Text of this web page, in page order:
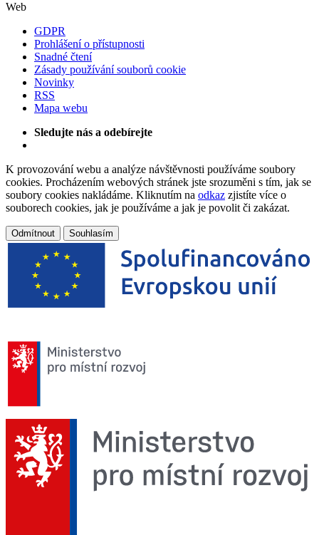
Web
GDPR
Prohlášení o přístupnosti
Snadné čtení
Zásady používání souborů cookie
Novinky
RSS
Mapa webu
Sledujte nás a odebírejte
K provozování webu a analýze návštěvnosti používáme soubory
cookies. Procházením webových stránek jste srozuměni s tím, jak se
soubory cookies nakládáme. Kliknutím na odkaz zjistíte více o
souborech cookies, jak je používáme a jak je povolit či zakázat.
Odmítnout Souhlasím